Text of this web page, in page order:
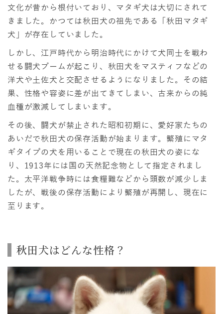
文化が昔から根付いており、マタギ犬は大切にされて
きました。かつては秋田犬の祖先である「秋田マタギ
犬」が存在していました。
しかし、江戸時代から明治時代にかけて犬同士を戦わ
せる闘犬ブームが起こり、秋田犬をマスティフなどの
洋犬や土佐犬と交配させるようになりました。その結
果、性格や容姿に差が出てきてしまい、古来からの純
血種が激減してしまいます。
その後、闘犬が禁止された昭和初期に、愛好家たちの
あいだで秋田犬の保存活動が始まります。繁殖にマタ
ギタイプの犬を用いることで現在の秋田犬の姿にな
り、1913年には国の天然記念物として指定されまし
た。太平洋戦争時には食糧難などから頭数が減少しま
したが、戦後の保存活動により繁殖が再開し、現在に
至ります。
秋田犬はどんな性格？